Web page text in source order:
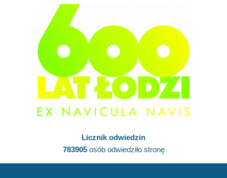
Licznik odwiedzin
783905osób odwiedziło stronę